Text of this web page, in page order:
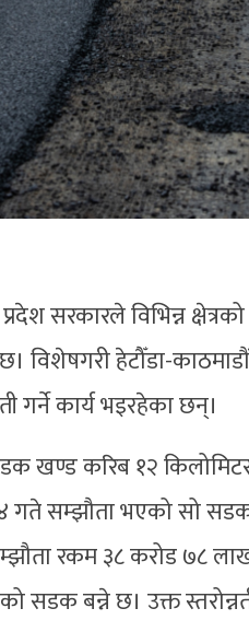
सरकारले विभिन्न
विशेषगरी हेटौँडा-
गर्ने कार्य भइरहेका छन्।
खण्ड करिब १२ किलोमिटर
गते सम्झौता भएको सो
रकम ३८ करोड ७८
सडक बन्ने छ। उक्त